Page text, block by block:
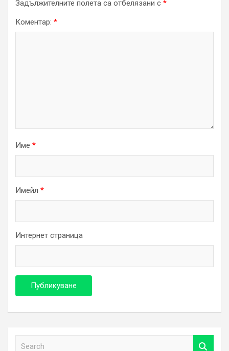
Задължителните полета са отбелязани с *
Коментар: *
Име *
Имейл *
Интернет страница